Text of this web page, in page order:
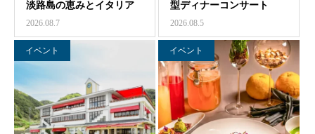
淡路島の恵みとイタリア
料理の感性が交わ…
2026.08.7
型ディナーコンサート
『サロン・ド・モ…
2026.08.5
イベント イベント